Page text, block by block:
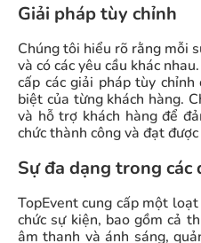
Giải pháp tùy chỉnh
Chúng tôi hiểu rõ rằng mỗi
và có các yêu cầu khác
cấp các giải pháp tùy
biệt của từng khách hàng.
và hỗ trợ khách hàng để
chức thành công và đạt
Sự đa dạng trong các
TopEvent cung cấp một
chức sự kiện, bao gồm cả
âm thanh và ánh sáng,